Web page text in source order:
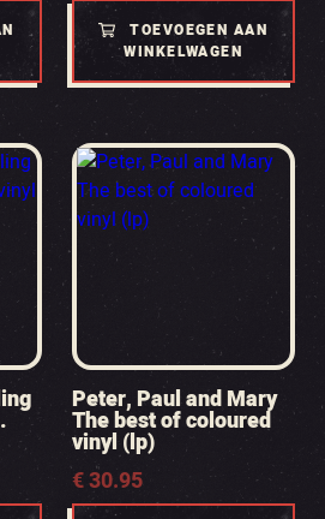
TOEVOEGEN AAN
WINKELWAGEN
Peter, Paul and Mary
The best of coloured
vinyl (lp)
€30.95